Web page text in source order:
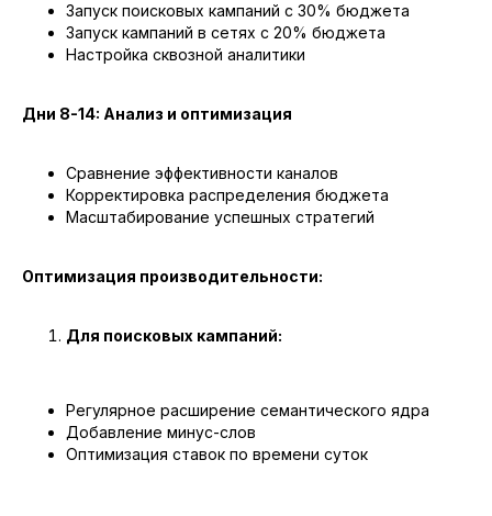
Запуск поисковых кампаний с 30% бюджета
Запуск кампаний в сетях с 20% бюджета
Настройка сквозной аналитики
Дни 8-14: Анализ и оптимизация
Сравнение эффективности каналов
Корректировка распределения бюджета
Масштабирование успешных стратегий
Оптимизация производительности:
Для поисковых кампаний:
Регулярное расширение семантического ядра
Добавление минус-слов
Оптимизация ставок по времени суток
платите, и получаете медиаплан с
прогнозом лидов.
ОСТАВЬТЕ ЗАЯВКУ, И МЫ
СВЯЖЕМСЯ С ВАМИ
Выясним ваши бизнес-задачи,
определим с чего начать и ответим
политикой конфиденциальности
Консультация